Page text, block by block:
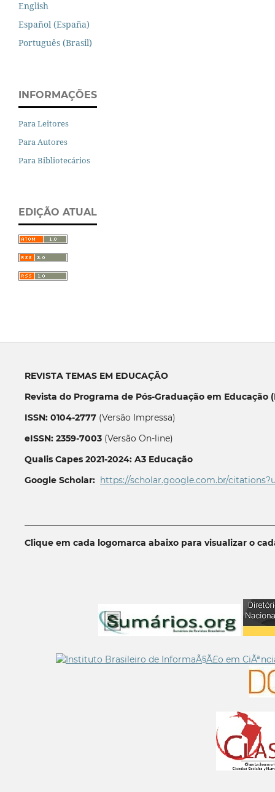
English
Español (España)
Português (Brasil)
INFORMAÇÕES
Para Leitores
Para Autores
Para Bibliotecários
EDIÇÃO ATUAL
REVISTA TEMAS EM EDUCAÇÃO
Revista do Programa de Pós-Graduação em Educação
ISSN: 0104-2777(Versão Impressa)
eISSN: 2359-7003(Versão On-line)
Qualis Capes 2021-2024: A3 Educação
Google Scholar: https://scholar.google.com.br/
Clique em cada logomarca abaixo para visualizar o